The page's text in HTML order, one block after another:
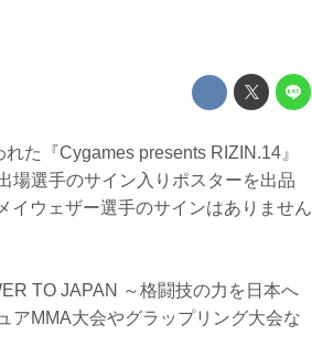
た『Cygames presents RIZIN.14』
場選手のサイン入りポスターを出品
ウェザー選手のサインはありません
TO JAPAN ～格闘技の力を日本へ
アMMA大会やグラップリング大会な